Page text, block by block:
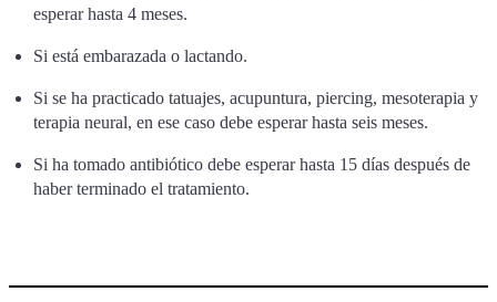
esperar hasta 4 meses.
Si está embarazada o lactando.
Si se ha practicado tatuajes, acupuntura, piercing, mesoterapia y
terapia neural, en ese caso debe esperar hasta seis meses.
Si ha tomado antibiótico debe esperar hasta 15 días después de
haber terminado el tratamiento.